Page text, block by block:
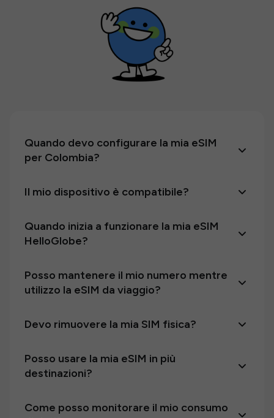
Quando devo configurare la mia eSIM
per Colombia?
Il mio dispositivo è compatibile?
Quando inizia a funzionare la mia eSIM
HelloGlobe?
Posso mantenere il mio numero mentre
utilizzo la eSIM da viaggio?
Devo rimuovere la mia SIM fisica?
Posso usare la mia eSIM in più
destinazioni?
Come posso monitorare il mio consumo